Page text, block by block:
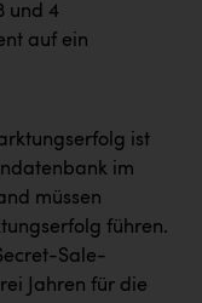
und 4
auf ein
ist
im
müssen
führen.
Sale-
Jahren für die